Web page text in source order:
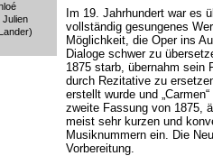
Julien
Im 19. Jahrhundert war es
vollständig gesungenes
Möglichkeit, die Oper ins
Dialoge schwer zu
1875 starb, übernahm sein
durch Rezitative zu
erstellt wurde und
zweite Fassung von 1875,
meist sehr kurzen und
Musiknummern ein. Die
Vorbereitung.